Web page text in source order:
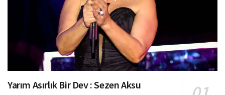
Yarım Asırlık Bir Dev : Sezen Aksu